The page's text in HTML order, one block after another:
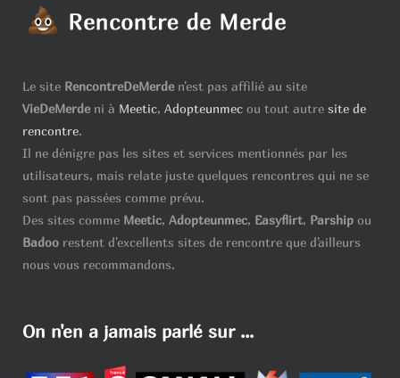
Le site RencontreDeMerden'est pas affilié au site
VieDeMerdeni à Meetic, Adopteunmec ou tout autre site de
rencontre.
Il ne dénigre pas les sites et services mentionnés par les
utilisateurs, mais relate juste quelques rencontres qui ne se
sont pas passées comme prévu.
Des sites comme Meetic, Adopteunmec, Easyflirt, Parship ou
Badoo restent d'excellents sites de rencontre que d'ailleurs
nous vous recommandons.
On n'en a jamais parlé sur ...